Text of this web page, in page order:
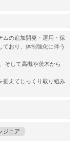
ムの追加開発・運用・保
おり、体制強化に伴う
そして高槻や茨木から
据えてじっくり取り組み
ジニア